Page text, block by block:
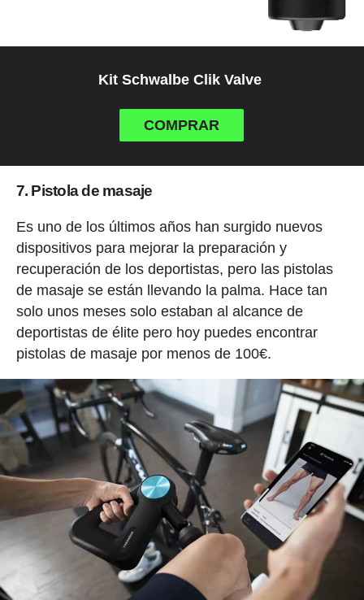
Kit Schwalbe Clik Valve
COMPRAR
7. Pistola de masaje
Es uno de los últimos años han surgido nuevos
dispositivos para mejorar la preparación y
recuperación de los deportistas, pero las pistolas
de masaje se están llevando la palma. Hace tan
solo unos meses solo estaban al alcance de
deportistas de élite pero hoy puedes encontrar
pistolas de masaje por menos de 100€.